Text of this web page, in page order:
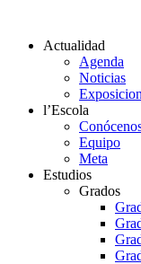
Actualidad
Agenda
Noticias
l’Escola
Equipo
Meta
Estudios
Grados